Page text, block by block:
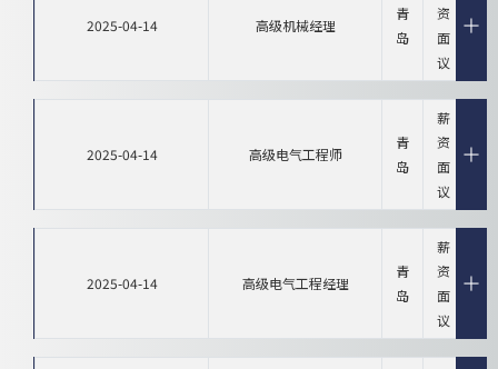
2025-04-14 高级机械经理
青
岛
资
面
议
2025-04-14 高级电气工程师
青
岛
薪
资
面
议
2025-04-14 高级电气工程经理
青
岛
薪
资
面
议